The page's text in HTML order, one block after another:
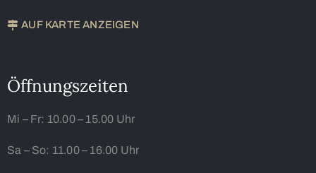
AUF KARTE ANZEIGEN
Öffnungszeiten
Mi – Fr: 10.00 – 15.00 Uhr
Sa – So: 11.00 – 16.00 Uhr